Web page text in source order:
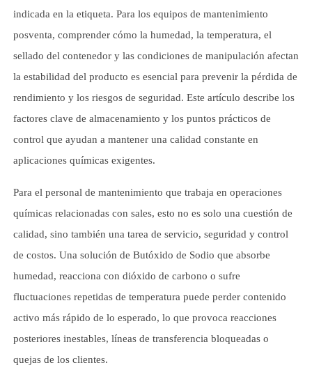
indicada en la etiqueta. Para los equipos de mantenimiento
posventa, comprender cómo la humedad, la temperatura, el
sellado del contenedor y las condiciones de manipulación afectan
la estabilidad del producto es esencial para prevenir la pérdida de
rendimiento y los riesgos de seguridad. Este artículo describe los
factores clave de almacenamiento y los puntos prácticos de
control que ayudan a mantener una calidad constante en
aplicaciones químicas exigentes.
Para el personal de mantenimiento que trabaja en operaciones
químicas relacionadas con sales, esto no es solo una cuestión de
calidad, sino también una tarea de servicio, seguridad y control
de costos. Una solución de Butóxido de Sodio que absorbe
humedad, reacciona con dióxido de carbono o sufre
fluctuaciones repetidas de temperatura puede perder contenido
activo más rápido de lo esperado, lo que provoca reacciones
posteriores inestables, líneas de transferencia bloqueadas o
quejas de los clientes.